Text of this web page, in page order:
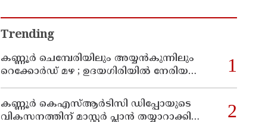
Trending
കണ്ണൂർ ചെമ്പേരിയിലും അയ്യൻകുന്നിലും
റെക്കോർഡ് മഴ ; ഉദയഗിരിയിൽ നേരിയ
ഉരുൾപൊട്ടൽ; 13 പേരെ ക്യാമ്പിലേക്ക് മാറ്റി
കണ്ണൂർ കെഎസ്ആർടിസി ഡിപ്പോയുടെ
വികസനത്തിന് മാസ്റ്റർ പ്ലാൻ തയ്യാറാക്കി